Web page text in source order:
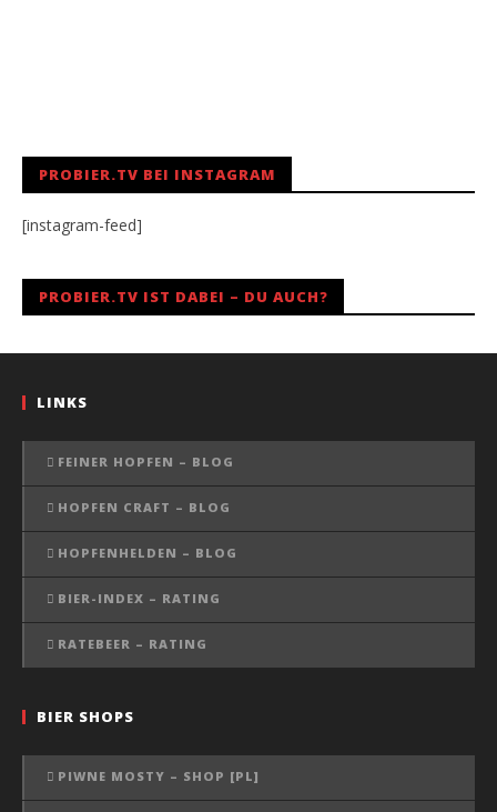
PROBIER.TV BEI INSTAGRAM
[instagram-feed]
PROBIER.TV IST DABEI – DU AUCH?
LINKS
FEINER HOPFEN – BLOG
HOPFEN CRAFT – BLOG
HOPFENHELDEN – BLOG
BIER-INDEX – RATING
RATEBEER – RATING
BIER SHOPS
PIWNE MOSTY – SHOP [PL]